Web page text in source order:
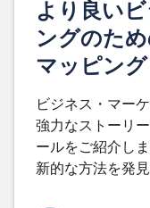
より良い
ングのた
マッピン
ビジネス・マー
強力なストーリ
ールをご紹介し
新的な方法を発